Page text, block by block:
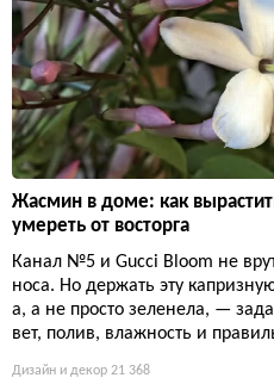
Жасмин в доме: как
умереть от восторга
Канал №5 и Gucci Bloom не
носа. Но держать эту
а, а не просто зеленела, —
вет, полив, влажность и
Дизайн и декор 21 368